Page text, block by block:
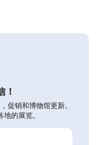
！
促销和博物馆更新。
的展览。